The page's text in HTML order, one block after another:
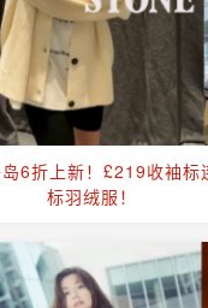
6折上新！£219收袖标
标羽绒服！